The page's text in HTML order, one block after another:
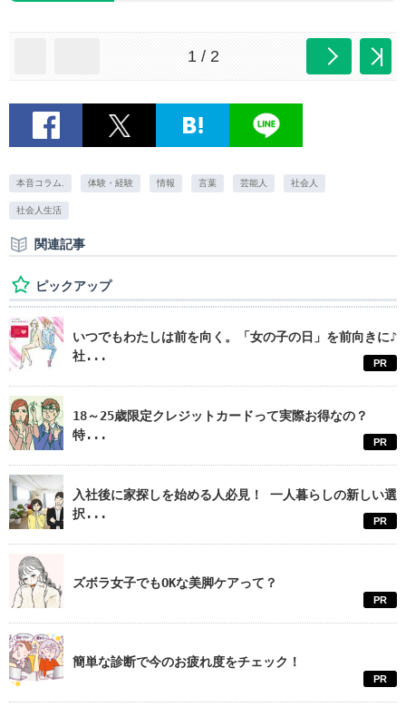
1 / 2
本音コラム. 体験・経験 情報 言葉 芸能人 社会人
社会人生活
関連記事
ピックアップ
いつでもわたしは前を向く。「女の子の日」を前向きに♪
社...
PR
18～25歳限定クレジットカードって実際お得なの？
特...
PR
入社後に家探しを始める人必見！ 一人暮らしの新しい選
択...
PR
ズボラ女子でもOKな美脚ケアって？
PR
簡単な診断で今のお疲れ度をチェック！
PR